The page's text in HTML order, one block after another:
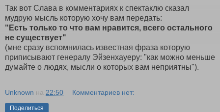
Так вот Слава в комментариях к спектаклю сказал
мудрую мысль которую хочу вам передать:
"Есть только то что вам нравится, всего остального
не существует"
(мне сразу вспомнилась известная фраза которую
приписывают генералу Эйзенхауеру: "как можно меньше
думайте о людях, мысли о которых вам неприятны").
Unknown на 22:50 Комментариев нет:
Поделиться